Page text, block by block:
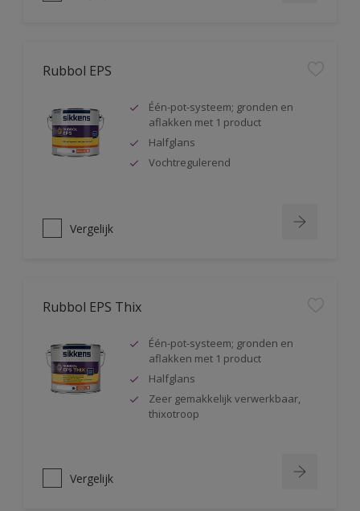
Rubbol EPS
Één-pot-systeem; gronden en
aflakken met 1 product
Halfglans
Vochtregulerend
Vergelijk
Rubbol EPS Thix
Één-pot-systeem; gronden en
aflakken met 1 product
Halfglans
Zeer gemakkelijk verwerkbaar,
thixotroop
Vergelijk